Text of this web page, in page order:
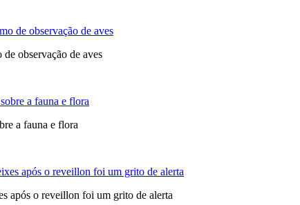
observação de aves
a fauna e flora
após o reveillon foi um grito de alerta